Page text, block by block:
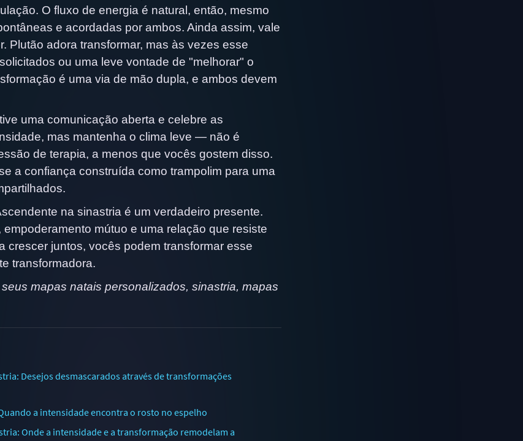
O fluxo de energia é natural, então, mesmo
e acordadas por ambos. Ainda assim, vale
Plutão adora transformar, mas às vezes esse
ou uma leve vontade de "melhorar" o
é uma via de mão dupla, e ambos devem
uma comunicação aberta e celebre as
mas mantenha o clima leve — não é
de terapia, a menos que vocês gostem disso.
a confiança construída como trampolim para uma
na sinastria é um verdadeiro presente.
mútuo e uma relação que resiste
crescer juntos, vocês podem transformar esse
transformadora.
mapas natais personalizados, sinastria, mapas
Desejos desmascarados através de transformações
a intensidade encontra o rosto no espelho
Onde a intensidade e a transformação remodelam a